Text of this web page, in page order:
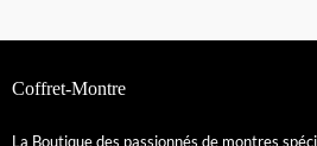
Coffret-Montre
La Boutique des passionnés de montres